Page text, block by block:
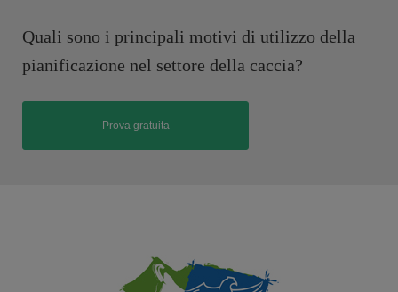
Quali sono i principali motivi di utilizzo della
pianificazione nel settore della caccia?
Prova gratuita